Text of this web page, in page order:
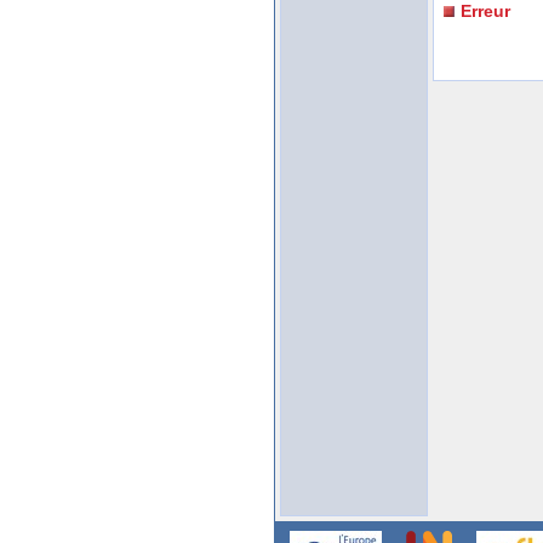
Erreur